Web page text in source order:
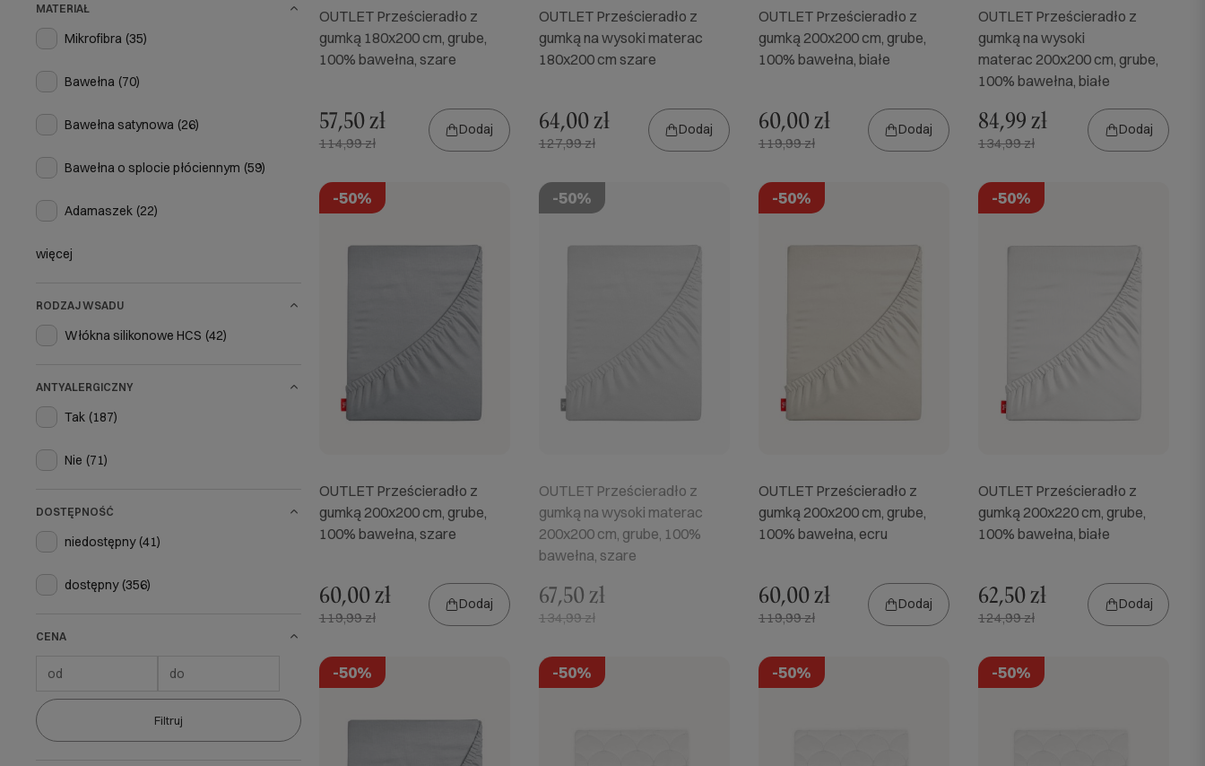
MATERIAŁ
Mikrofibra (35)
Bawełna (70)
Bawełna satynowa (26)
Bawełna o splocie płóciennym (59)
Adamaszek (22)
więcej
RODZAJ WSADU
Włókna silikonowe HCS (42)
ANTYALERGICZNY
Tak (187)
Nie (71)
DOSTĘPNOŚĆ
niedostępny (41)
dostępny (356)
CENA
Filtruj
OUTLET Prześcieradło z
gumką 180x200 cm, grube,
100% bawełna, szare
57,50 zł
114,99 zł
Dodaj
OUTLET Prześcieradło z
gumką na wysoki materac
180x200 cm szare
64,00 zł
127,99 zł
Dodaj
OUTLET Prześcieradło z
gumką 200x200 cm, grube,
100% bawełna, białe
60,00 zł
119,99 zł
Dodaj
OUTLET Prześcieradło z
gumką na wysoki
materac 200x200 cm, grube,
100% bawełna, białe
84,99 zł
134,99 zł
Dodaj
-50%
OUTLET Prześcieradło z
gumką 200x200 cm, grube,
100% bawełna, szare
60,00 zł
119,99 zł
Dodaj
-50%
OUTLET Prześcieradło z
gumką na wysoki materac
200x200 cm, grube, 100%
bawełna, szare
67,50 zł
134,99 zł
-50%
OUTLET Prześcieradło z
gumką 200x200 cm, grube,
100% bawełna, ecru
60,00 zł
119,99 zł
Dodaj
-50%
OUTLET Prześcieradło z
gumką 200x220 cm, grube,
100% bawełna, białe
62,50 zł
124,99 zł
Dodaj
-50% -50% -50% -50%